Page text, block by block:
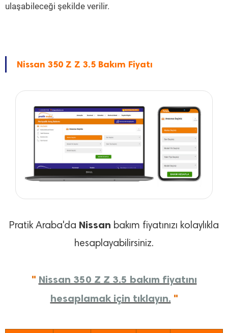
ulaşabileceği şekilde verilir.
Nissan 350 Z Z 3.5 Bakım Fiyatı
Pratik Araba'da Nissan bakım fiyatınızı kolaylıkla
hesaplayabilirsiniz.
" Nissan 350 Z Z 3.5 bakım fiyatını
hesaplamak için tıklayın. "